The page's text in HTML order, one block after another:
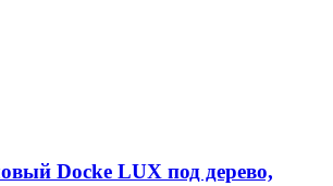
Docke LUX под дерево,